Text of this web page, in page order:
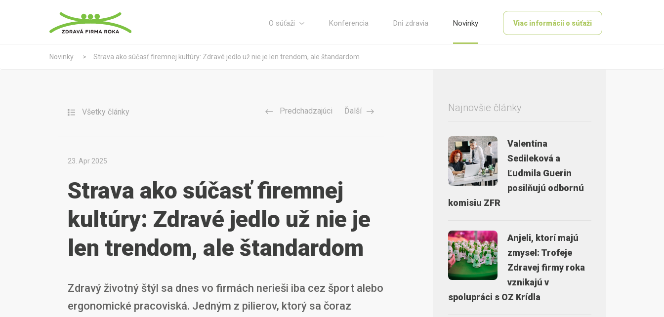
O súťaži Konferencia Dni zdravia Novinky Viac informácii o súťaži
Novinky Strava ako súčasť firemnej kultúry: Zdravé jedlo už nie je len trendom, ale štandardom
Všetky články Predchadzajúci Ďalší
23. Apr 2025
Strava ako súčasť firemnej
kultúry: Zdravé jedlo už nie je
len trendom, ale štandardom
Zdravý životný štýl sa dnes vo firmách nerieši iba cez šport alebo
ergonomické pracoviská. Jedným z pilierov, ktorý sa čoraz
Najnovšie články
Valentína
Sedileková a
Ľudmila Guerin
posilňujú odbornú
komisiu ZFR
Anjeli, ktorí majú
zmysel: Trofeje
Zdravej firmy roka
vznikajú v
spolupráci s OZ Krídla